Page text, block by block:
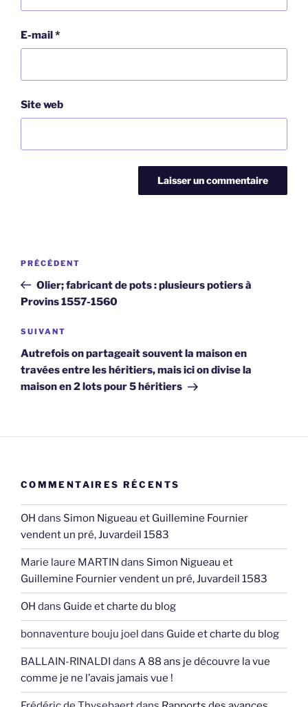
E-mail*
Site web
Navigation
l’article
Article
précédent
PRÉCÉDENT
Olier; fabricant de pots : plusieurs potiers à
Provins 1557-1560
Article
suivant
SUIVANT
Autrefois on partageait souvent la maison en
travées entre les héritiers, mais ici on divise la
maison en 2 lots pour 5 héritiers
COMMENTAIRES RÉCENTS
OH dans Simon Nigueau et Guillemine Fournier
vendent un pré, Juvardeil 1583
Marie laure MARTIN dans Simon Nigueau et
Guillemine Fournier vendent un pré, Juvardeil 1583
OH dans Guide et charte du blog
bonnaventure bouju joel dans Guide et charte du blog
BALLAIN-RINALDI dans A 88 ans je découvre la vue
comme je ne l’avais jamais vue !